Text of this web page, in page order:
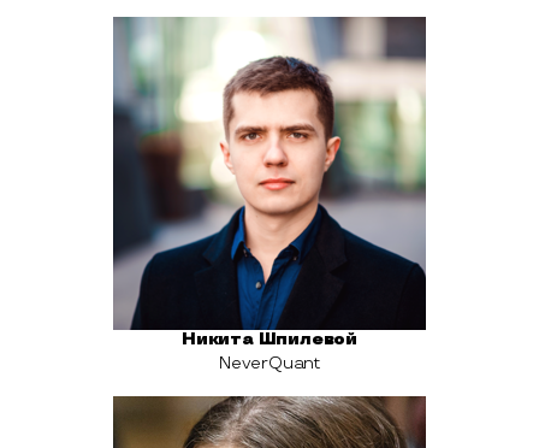
Никита Шпилевой
NeverQuant